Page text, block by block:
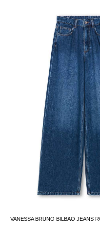
VANESSA BRUNO BILBAO JEANS